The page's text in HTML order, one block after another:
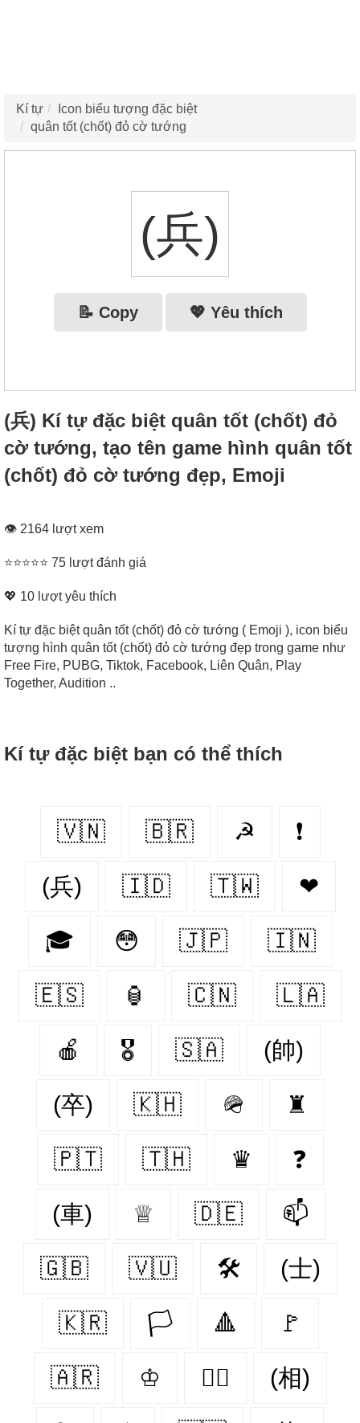
Kí tự
Icon biểu tượng đặc biệt
quân tốt (chốt) đỏ cờ tướng
(兵)
📝 Copy 💖 Yêu thích
(兵) Kí tự đặc biệt quân tốt (chốt) đỏ
cờ tướng, tạo tên game hình quân tốt
(chốt) đỏ cờ tướng đẹp, Emoji
👁 2164 lượt xem
⭐⭐⭐⭐⭐ 75 lượt đánh giá
💖 10 lượt yêu thích
Kí tự đặc biệt quân tốt (chốt) đỏ cờ tướng ( Emoji ), icon biểu
tượng hình quân tốt (chốt) đỏ cờ tướng đẹp trong game như
Free Fire, PUBG, Tiktok, Facebook, Liên Quân, Play
Together, Audition ..
Kí tự đặc biệt bạn có thể thích
🇻🇳 🇧🇷 ☭ ❗
(兵) 🇮🇩 🇹🇼 ❤
🎓 😳 🇯🇵 🇮🇳
🇪🇸 🏮 🇨🇳 🇱🇦
🍎 🎖 🇸🇦 (帥)
(卒) 🇰🇭 🪖 ♜
🇵🇹 🇹🇭 ♛ ❓
(車) ♕ 🇩🇪 📫
🇬🇧 🇻🇺 🛠 (士)
🇰🇷 🏳 🔺 🚩
🇦🇷 ♔ 🏴‍☠️ (相)